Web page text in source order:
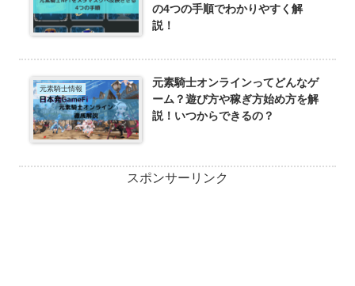
の4つの手順でわかりやすく解
説！
元素騎士情報
元素騎士オンラインってどんなゲ
ーム？遊び方や稼ぎ方始め方を解
説！いつからできるの？
スポンサーリンク